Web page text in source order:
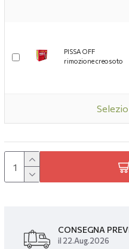
PISSA OFF
rimozione creosoto
CONSEGNA
il 22.Aug.2026